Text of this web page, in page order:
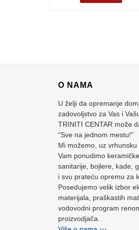
O NAMA
U želji da opremanje
zadovoljstvo za Vas i
TRINITI CENTAR može
“Sve na jednom mestu!”
Mi možemo, uz
Vam ponudimo
sanitarije, bojlere, kade,
i svu prateću opremu za
Posedujemo velik izbor
materijala, praškastih
vodovodni program
proizvodjača.